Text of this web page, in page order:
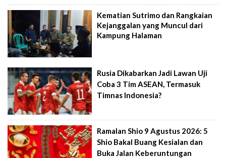
Kematian Sutrimo dan Rangkaian
Kejanggalan yang Muncul dari
Kampung Halaman
Rusia Dikabarkan Jadi Lawan Uji
Coba 3 Tim ASEAN, Termasuk
Timnas Indonesia?
Ramalan Shio 9 Agustus 2026: 5
Shio Bakal Buang Kesialan dan
Buka Jalan Keberuntungan